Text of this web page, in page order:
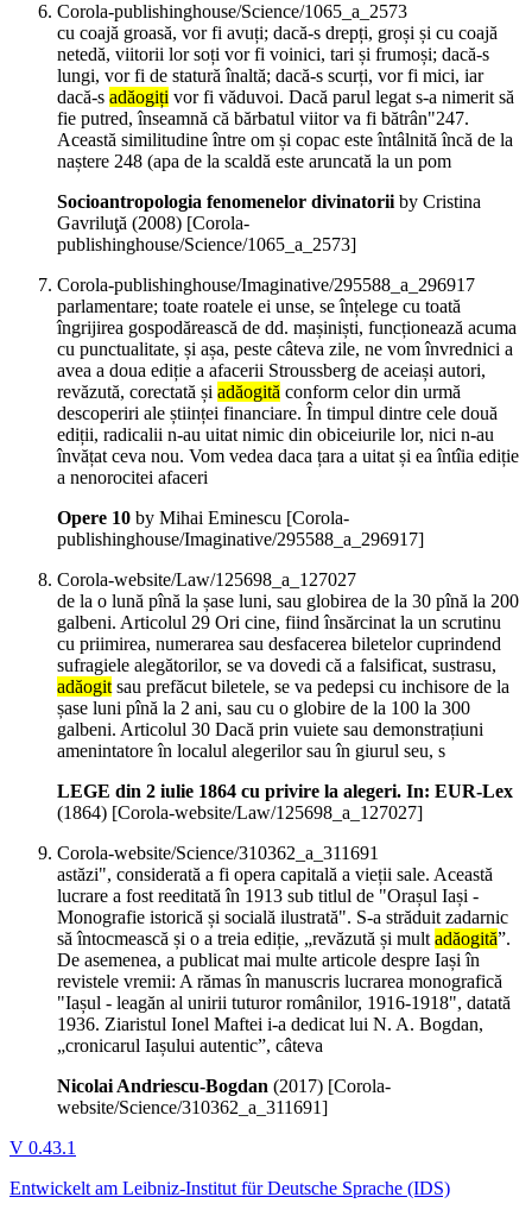
Corola-publishinghouse/Science/1065_a_2573
cu coajă groasă, vor fi avuți; dacă-s drepți, groși și cu coajă
netedă, viitorii lor soți vor fi voinici, tari și frumoși; dacă-s
lungi, vor fi de statură înaltă; dacă-s scurți, vor fi mici, iar
dacă-s adăogiți vor fi văduvoi. Dacă parul legat s-a nimerit să
fie putred, înseamnă că bărbatul viitor va fi bătrân"247.
Această similitudine între om și copac este întâlnită încă de la
naștere 248 (apa de la scaldă este aruncată la un pom
Socioantropologia fenomenelor divinatoriiby Cristina
Gavriluţă (2008) [Corola-
publishinghouse/Science/1065_a_2573]
Corola-publishinghouse/Imaginative/295588_a_296917
parlamentare; toate roatele ei unse, se înțelege cu toată
îngrijirea gospodărească de dd. mașiniști, funcționează acuma
cu punctualitate, și așa, peste câteva zile, ne vom învrednici a
avea a doua ediție a afacerii Stroussberg de aceiași autori,
revăzută, corectată și adăogită conform celor din urmă
descoperiri ale științei financiare. În timpul dintre cele două
ediții, radicalii n-au uitat nimic din obiceiurile lor, nici n-au
învățat ceva nou. Vom vedea daca țara a uitat și ea întîia ediție
a nenorocitei afaceri
Opere 10 by Mihai Eminescu [Corola-
publishinghouse/Imaginative/295588_a_296917]
Corola-website/Law/125698_a_127027
de la o lună pînă la șase luni, sau globirea de la 30 pînă la 200
galbeni. Articolul 29 Ori cine, fiind însărcinat la un scrutinu
cu priimirea, numerarea sau desfacerea biletelor cuprindend
sufragiele alegătorilor, se va dovedi că a falsificat, sustrasu,
adăogitsau prefăcut biletele, se va pedepsi cu inchisore de la
șase luni pînă la 2 ani, sau cu o globire de la 100 la 300
galbeni. Articolul 30 Dacă prin vuiete sau demonstrațiuni
amenintatore în localul alegerilor sau în giurul seu, s
LEGE din 2 iulie 1864 cu privire la alegeri. In: EUR-Lex
(1864) [Corola-website/Law/125698_a_127027]
Corola-website/Science/310362_a_311691
astăzi", considerată a fi opera capitală a vieții sale. Această
lucrare a fost reeditată în 1913 sub titlul de "Orașul Iași -
Monografie istorică și socială ilustrată". S-a străduit zadarnic
să întocmească și o a treia ediție, „revăzută și multadăogită”.
De asemenea, a publicat mai multe articole despre Iași în
revistele vremii: A rămas în manuscris lucrarea monografică
"Iașul - leagăn al unirii tuturor românilor, 1916-1918", datată
1936. Ziaristul Ionel Maftei i-a dedicat lui N. A. Bogdan,
„cronicarul Iașului autentic”, câteva
Nicolai Andriescu-Bogdan (2017) [Corola-
website/Science/310362_a_311691]
V 0.43.1
Entwickelt am Leibniz-Institut für Deutsche Sprache (IDS)